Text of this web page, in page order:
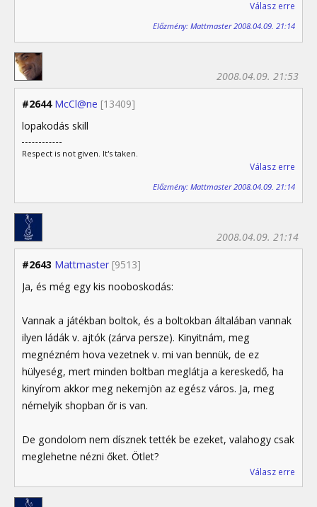
Válasz erre
Előzmény: Mattmaster 2008.04.09. 21:14
#2644 McCl@ne [13409]
2008.04.09. 21:53
lopakodás skill
Respect is not given. It's taken.
Válasz erre
Előzmény: Mattmaster 2008.04.09. 21:14
#2643 Mattmaster [9513]
2008.04.09. 21:14
Ja, és még egy kis nooboskodás:
Vannak a játékban boltok, és a boltokban általában vannak
ilyen ládák v. ajtók (zárva persze). Kinyitnám, meg
megnézném hova vezetnek v. mi van bennük, de ez
hülyeség, mert minden boltban meglátja a kereskedő, ha
kinyírom akkor meg nekemjön az egész város. Ja, meg
némelyik shopban őr is van.
De gondolom nem dísznek tették be ezeket, valahogy csak
meglehetne nézni őket. Ötlet?
Válasz erre